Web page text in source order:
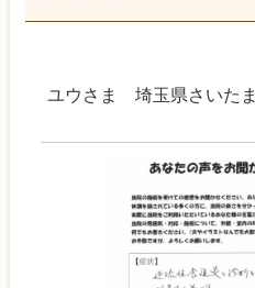
ユウさま 埼玉県さい